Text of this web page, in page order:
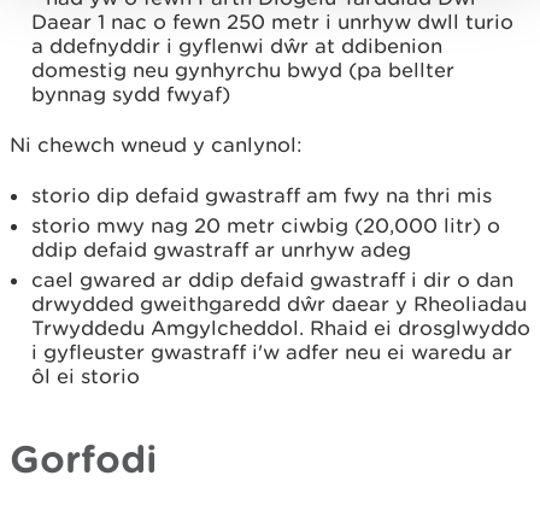
Daear 1 nac o fewn 250 metr i unrhyw dwll turio
a ddefnyddir i gyflenwi dŵr at ddibenion
domestig neu gynhyrchu bwyd (pa bellter
bynnag sydd fwyaf)
Ni chewch wneud y canlynol:
storio dip defaid gwastraff am fwy na thri mis
storio mwy nag 20 metr ciwbig (20,000 litr) o
ddip defaid gwastraff ar unrhyw adeg
cael gwared ar ddip defaid gwastraff i dir o dan
drwydded gweithgaredd dŵr daear y Rheoliadau
Trwyddedu Amgylcheddol. Rhaid ei drosglwyddo
i gyfleuster gwastraff i'w adfer neu ei waredu ar
ôl ei storio
Gorfodi